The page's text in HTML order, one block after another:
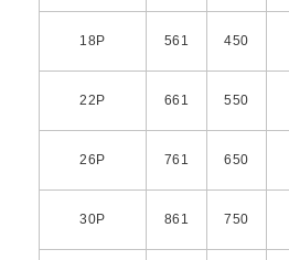
18P
561 450
22P
661 550
26P
761 650
30P
861 750